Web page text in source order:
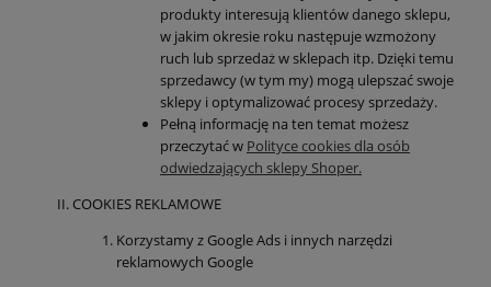
produkty interesują klientów danego sklepu,
w jakim okresie roku następuje wzmożony
ruch lub sprzedaż w sklepach itp. Dzięki temu
sprzedawcy (w tym my) mogą ulepszać swoje
sklepy i optymalizować procesy sprzedaży.
Pełną informację na ten temat możesz
przeczytać w Polityce cookies dla osób
odwiedzających sklepy Shoper.
COOKIES REKLAMOWE
Korzystamy z Google Ads i innych narzędzi
reklamowych Google